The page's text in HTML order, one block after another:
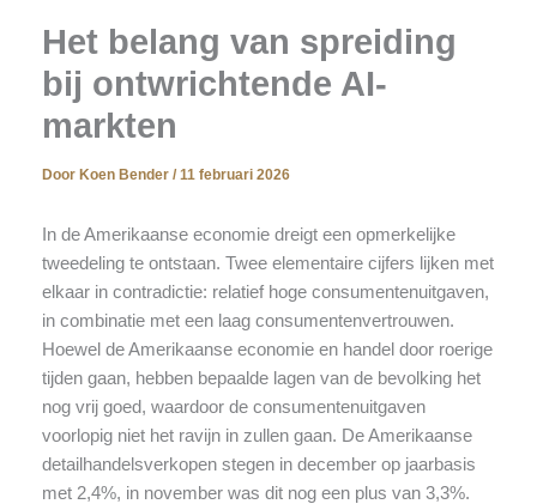
Het belang van spreiding
bij ontwrichtende AI-
markten
Door Koen Bender / 11 februari 2026
In de Amerikaanse economie dreigt een opmerkelijke
tweedeling te ontstaan. Twee elementaire cijfers lijken met
elkaar in contradictie: relatief hoge consumentenuitgaven,
in combinatie met een laag consumentenvertrouwen.
Hoewel de Amerikaanse economie en handel door roerige
tijden gaan, hebben bepaalde lagen van de bevolking het
nog vrij goed, waardoor de consumentenuitgaven
voorlopig niet het ravijn in zullen gaan. De Amerikaanse
detailhandelsverkopen stegen in december op jaarbasis
met 2,4%, in november was dit nog een plus van 3,3%.